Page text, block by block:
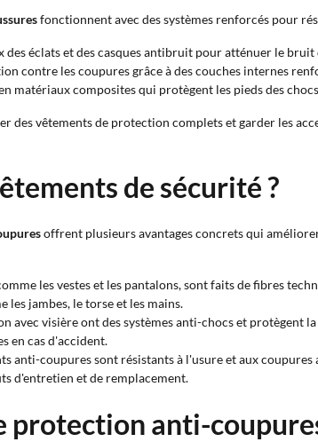
fonctionnent avec des systèmes renforcés pour
des éclats et des casques antibruit pour atténuer le
contre les coupures grâce à des couches internes
matériaux composites qui protègent les pieds des
des vêtements de protection complets et garder les
de sécurité ?
offrent plusieurs avantages concrets qui
les vestes et les pantalons, sont faits de fibres
les jambes, le torse et les mains.
avec visière ont des systèmes anti-chocs et protègent
en cas d'accident.
anti-coupures sont résistants à l'usure et aux
d'entretien et de remplacement.
protection anti-